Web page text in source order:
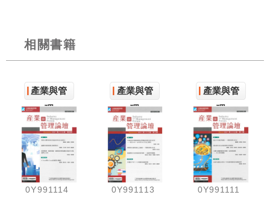
相關書籍
產業與管
理
0Y991114
產業與管
理
0Y991113
產業與管
理
0Y991111